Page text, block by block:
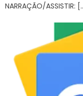
NARRAÇÃO/ASSISTIR: